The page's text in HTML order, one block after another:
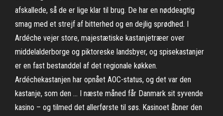
afskallede, så de er lige klar til brug. De har en nøddeagtig
smag med et strejf af bitterhed og en dejlig sprødhed. I
Ardéche vejer store, majestætiske kastanjetræer over
middelalderborge og piktoreske landsbyer, og spisekastanjer
er en fast bestanddel af det regionale køkken.
Ardéchekastanjen har opnået AOC-status, og det var den
kastanje, som den … I næste måned får Danmark sit syvende
kasino – og tilmed det allerførste til søs. Kasinoet åbner den